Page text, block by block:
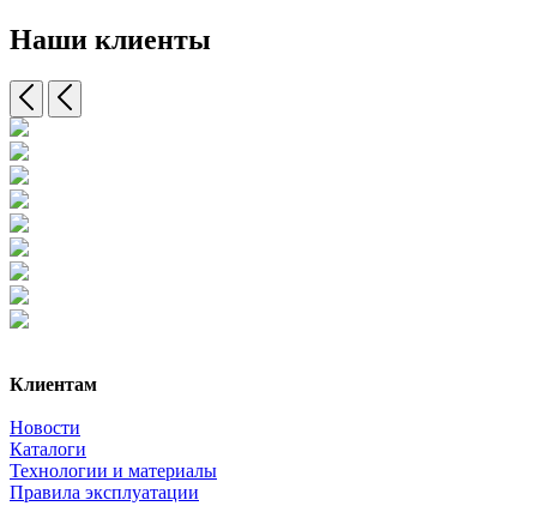
Наши клиенты
Клиентам
Новости
Каталоги
Технологии и материалы
Правила эксплуатации